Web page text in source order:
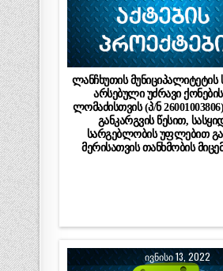
ლანჩხუთის მუნიციპალიტეტის
არსებული უძრავი
ლომაძისთვის (პ/ნ
განკარგვის წესით,
სარგებლობის უფლებით
მერისათვის თანხმობის
ᲘᲕᲜᲘᲡᲘ 13, 2022